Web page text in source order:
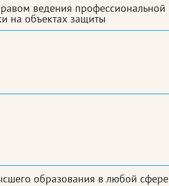
ведения профессиональной
на объектах защиты
образования в любой сфере